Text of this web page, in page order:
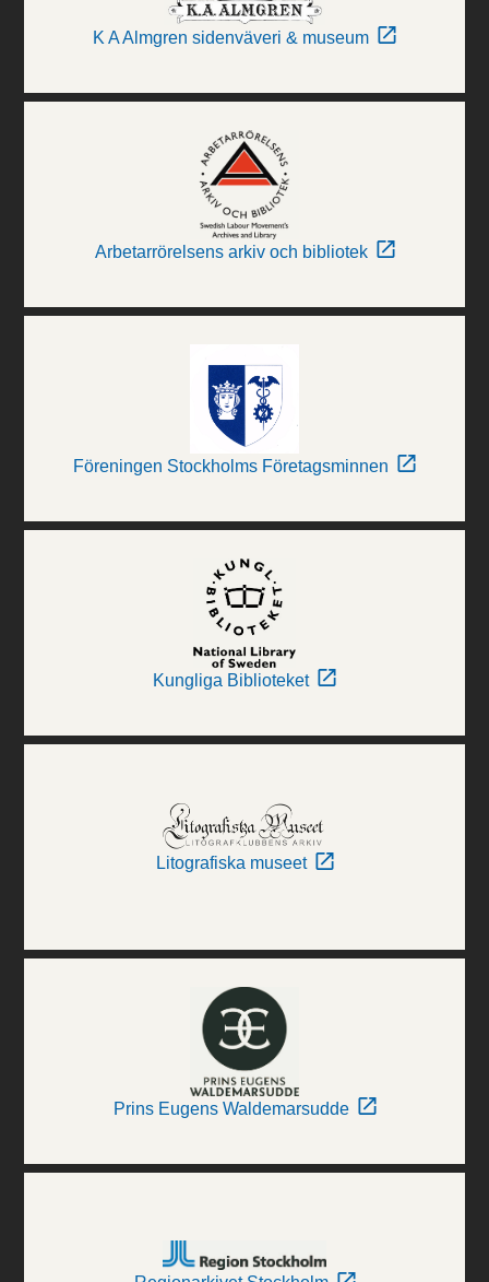
K A Almgren sidenväveri & museum
Arbetarrörelsens arkiv och bibliotek
Föreningen Stockholms Företagsminnen
Kungliga Biblioteket
Litografiska museet
Prins Eugens Waldemarsudde